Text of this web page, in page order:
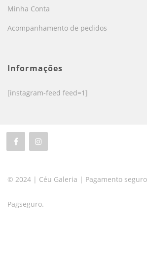
Minha Conta
Acompanhamento de pedidos
Informações
[instagram-feed feed=1]
© 2024 | Céu Galeria | Pagamento
Pagseguro.